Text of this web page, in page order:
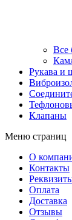
Все
Рукава и
Клапаны
Меню страниц
О
Контакты
Оплата
Доставка
Отзывы